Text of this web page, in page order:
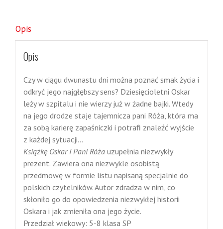
Opis
Opis
Czy w ciągu dwunastu dni można poznać smak życia i
odkryć jego najgłębszy sens? Dziesięcioletni Oskar
leży w szpitalu i nie wierzy już w żadne bajki. Wtedy
na jego drodze staje tajemnicza pani Róża, która ma
za sobą karierę zapaśniczki i potrafi znaleźć wyjście
z każdej sytuacji…
Książkę Oskar i Pani Różauzupełnia niezwykły
prezent. Zawiera ona niezwykle osobistą
przedmowę w formie listu napisaną specjalnie do
polskich czytelników. Autor zdradza w nim, co
skłoniło go do opowiedzenia niezwykłej historii
Oskara i jak zmieniła ona jego życie.
Przedział wiekowy: 5-8 klasa SP